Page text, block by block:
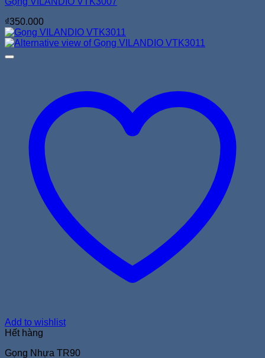
₫350.000
Add to wishlist
Hết hàng
Gọng Nhựa TR90